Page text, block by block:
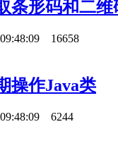
条形码和二维
16658
操作Java类
6244